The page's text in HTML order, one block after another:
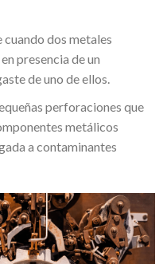
cuando dos metales
presencia de un
de uno de ellos.
perforaciones que
metálicos
a contaminantes